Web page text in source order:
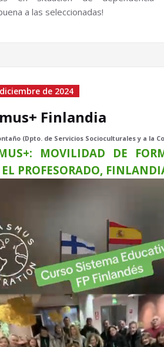
a las seleccionadas!
de 2024
Finlandia
(Dpto. de Servicios Socioculturales y a la
MOVILIDAD DE
EL PROFESORADO,